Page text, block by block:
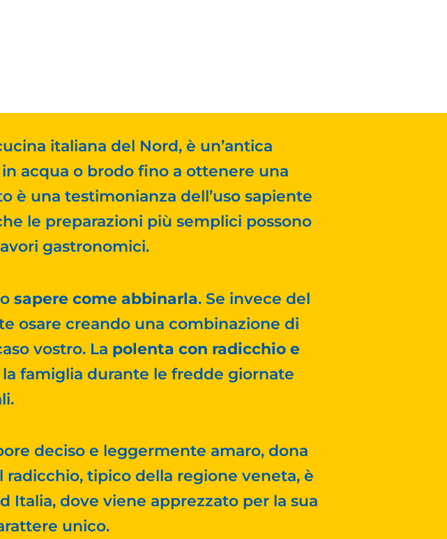
italiana del Nord, è un’antica
acqua o brodo fino a ottenere una
è una testimonianza dell’uso sapiente
le preparazioni più semplici possono
gastronomici.
sapere come abbinarla. Se invece del
osare creando una combinazione di
vostro. La polenta con radicchio e
famiglia durante le fredde giornate
deciso e leggermente amaro, dona
tipico della regione veneta, è
Italia, dove viene apprezzato per la sua
unico.